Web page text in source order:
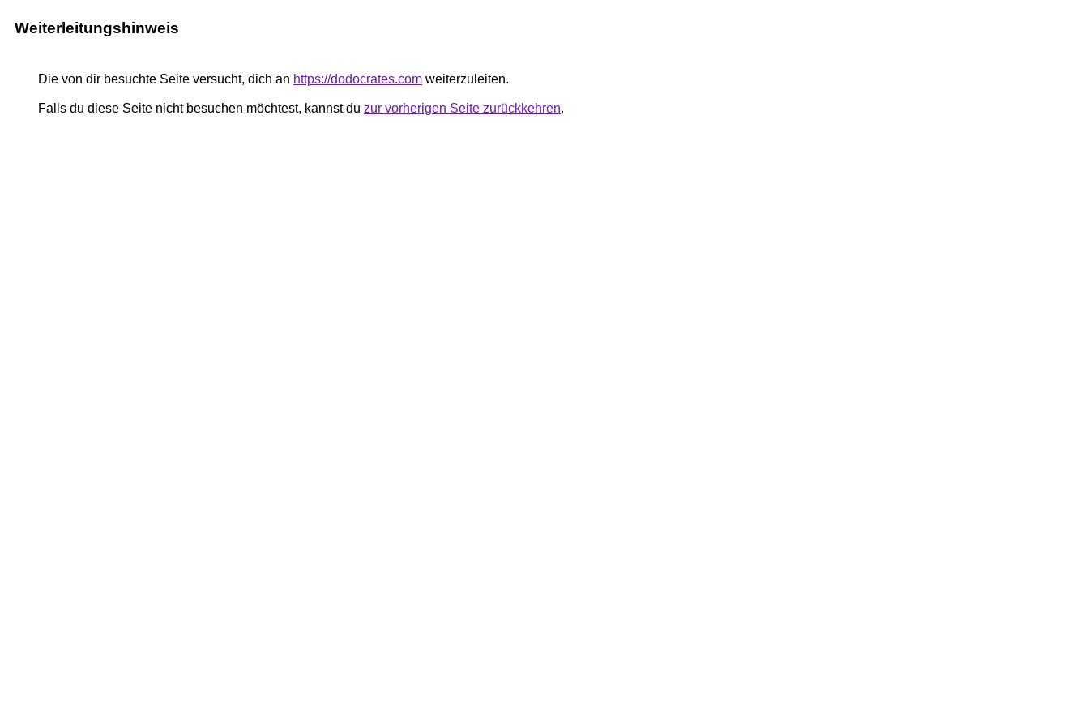
Weiterleitungshinweis
Die von dir besuchte Seite versucht, dich an https://dodocrates.com weiterzuleiten.
Falls du diese Seite nicht besuchen möchtest, kannst du zur vorherigen Seite zurückkehren.